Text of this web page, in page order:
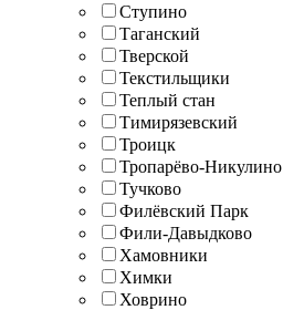
Ступино
Таганский
Тверской
Текстильщики
Теплый стан
Тимирязевский
Троицк
Тропарёво-Никулино
Тучково
Филёвский Парк
Фили-Давыдково
Хамовники
Химки
Ховрино